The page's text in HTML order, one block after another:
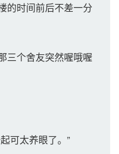
的时间前后不差一分
三个舍友突然喔哦喔
可太养眼了。”